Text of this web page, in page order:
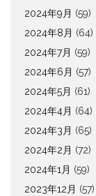
2024年9月 (59)
2024年8月 (64)
2024年7月 (59)
2024年6月 (57)
2024年5月 (61)
2024年4月 (64)
2024年3月 (65)
2024年2月 (72)
2024年1月 (59)
2023年12月 (57)